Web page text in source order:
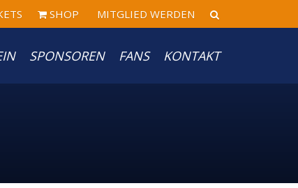
SHOP MITGLIED WERDEN
SPONSOREN FANS KONTAKT